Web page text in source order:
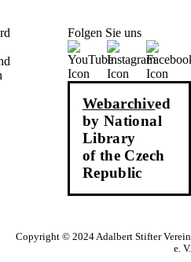
Folgen Sie uns
Webarchived
by National
Library
of the Czech
Republic
Copyright © 2024 Adalbert Stifter Verein
e. V.